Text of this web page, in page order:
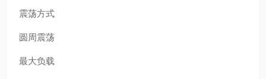
震荡方式
圆周震荡
最大负载